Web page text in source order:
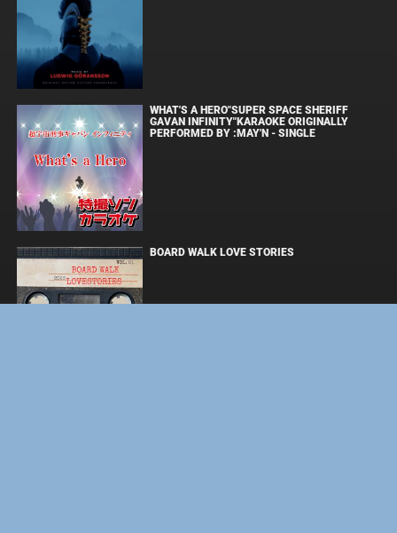
WHAT'S A HERO"SUPER SPACE SHERIFF
GAVAN INFINITY"KARAOKE ORIGINALLY
PERFORMED BY :MAY'N - SINGLE
BOARD WALK LOVE STORIES